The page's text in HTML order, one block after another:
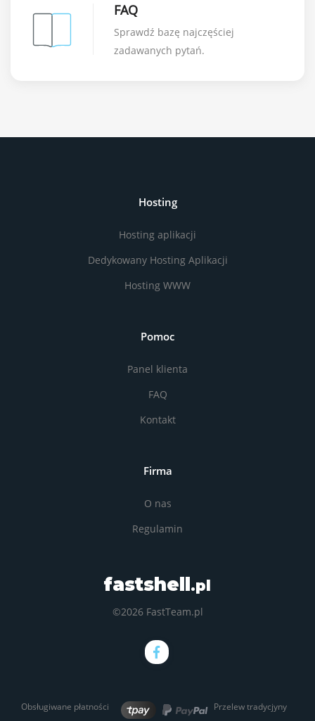
FAQ
Sprawdź bazę najczęściej
zadawanych pytań.
Hosting
Hosting aplikacji
Dedykowany Hosting Aplikacji
Hosting WWW
Pomoc
Panel klienta
FAQ
Kontakt
Firma
O nas
Regulamin
fastshell.pl
©2026 FastTeam.pl
Obsługiwane płatności Przelew tradycjyny